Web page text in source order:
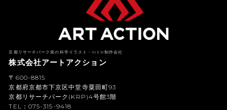
京都リサーチパーク発の科学イラスト・WEB制作会社
株式会社アートアクション
〒600-8815
京都府京都市下京区中堂寺粟田町93
京都リサーチパーク(KRP)4号館3階
TEL：075-315-9418